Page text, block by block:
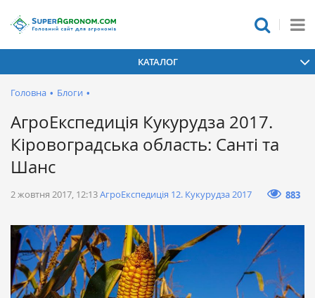
КАТАЛОГ
Головна • Блоги •
АгроЕкспедиція Кукурудза 2017.
Кіровоградська область: Санті та
Шанс
2 жовтня 2017, 12:13АгроЕкспедиція 12. Кукурудза 2017 883